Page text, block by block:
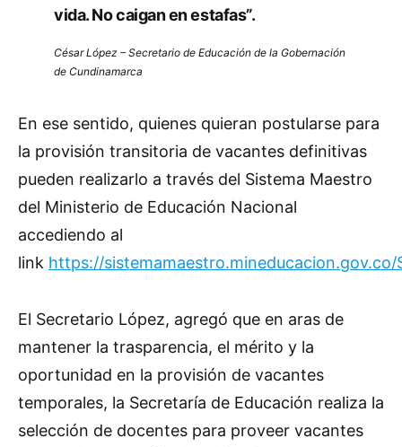
vida. No caigan en estafas”.
César López – Secretario de Educación de la Gobernación
de Cundinamarca
En ese sentido, quienes quieran postularse para
la provisión transitoria de vacantes definitivas
pueden realizarlo a través del Sistema Maestro
del Ministerio de Educación Nacional
accediendo al
link https://
El Secretario López, agregó que en aras de
mantener la trasparencia, el mérito y la
oportunidad en la provisión de vacantes
temporales, la Secretaría de Educación realiza la
selección de docentes para proveer vacantes